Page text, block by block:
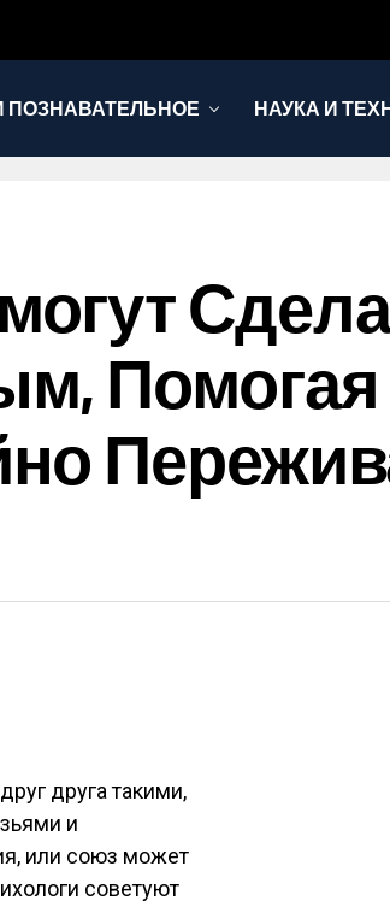
ПОЗНАВАТЕЛЬНОЕ НАУКА И
друга такими,
и
или союз может
советуют